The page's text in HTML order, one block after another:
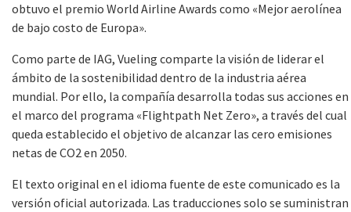
obtuvo el premio World Airline Awards como «Mejor aerolínea
de bajo costo de Europa».
Como parte de IAG, Vueling comparte la visión de liderar el
ámbito de la sostenibilidad dentro de la industria aérea
mundial. Por ello, la compañía desarrolla todas sus acciones en
el marco del programa «Flightpath Net Zero», a través del cual
queda establecido el objetivo de alcanzar las cero emisiones
netas de CO2 en 2050.
El texto original en el idioma fuente de este comunicado es la
versión oficial autorizada. Las traducciones solo se suministran